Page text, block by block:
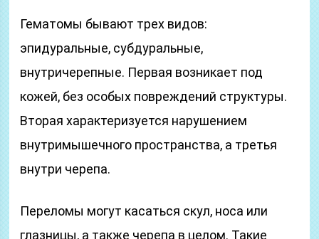
Гематомы бывают трех видов:
эпидуральные, субдуральные,
внутричерепные. Первая возникает под
кожей, без особых повреждений структуры.
Вторая характеризуется нарушением
внутримышечного пространства, а третья
внутри черепа.
Переломы могут касаться скул, носа или
глазницы, а также черепа в целом. Такие